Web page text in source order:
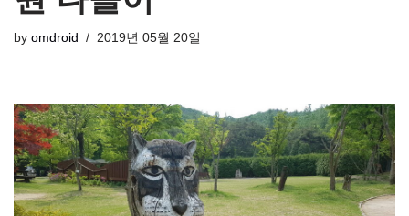
by omdroid 2019년 05월 20일